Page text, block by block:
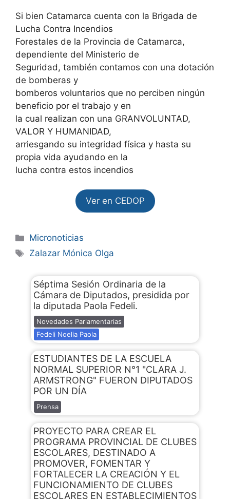
Si bien Catamarca cuenta con la Brigada de
Lucha Contra Incendios
Forestales de la Provincia de Catamarca,
dependiente del Ministerio de
Seguridad, también contamos con una dotación
de bomberas y
bomberos voluntarios que no perciben ningún
beneficio por el trabajo y en
la cual realizan con una GRANVOLUNTAD,
VALOR Y HUMANIDAD,
arriesgando su integridad física y hasta su
propia vida ayudando en la
lucha contra estos incendios
Ver en CEDOP
Micronoticias
Zalazar Mónica Olga
Séptima Sesión Ordinaria de la
Cámara de Diputados, presidida por
la diputada Paola Fedeli.
Novedades Parlamentarias
Fedeli Noelia Paola
ESTUDIANTES DE LA ESCUELA
NORMAL SUPERIOR N°1 "CLARA J.
ARMSTRONG" FUERON DIPUTADOS
POR UN DÍA
Prensa
PROYECTO PARA CREAR EL
PROGRAMA PROVINCIAL DE CLUBES
ESCOLARES, DESTINADO A
PROMOVER, FOMENTAR Y
FORTALECER LA CREACIÓN Y EL
FUNCIONAMIENTO DE CLUBES
ESCOLARES EN ESTABLECIMIENTOS